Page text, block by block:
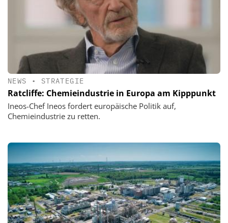
NEWS • STRATEGIE
Ratcliffe: Chemieindustrie in Europa am Kipppunkt
Ineos-Chef Ineos fordert europäische Politik auf,
Chemieindustrie zu retten.